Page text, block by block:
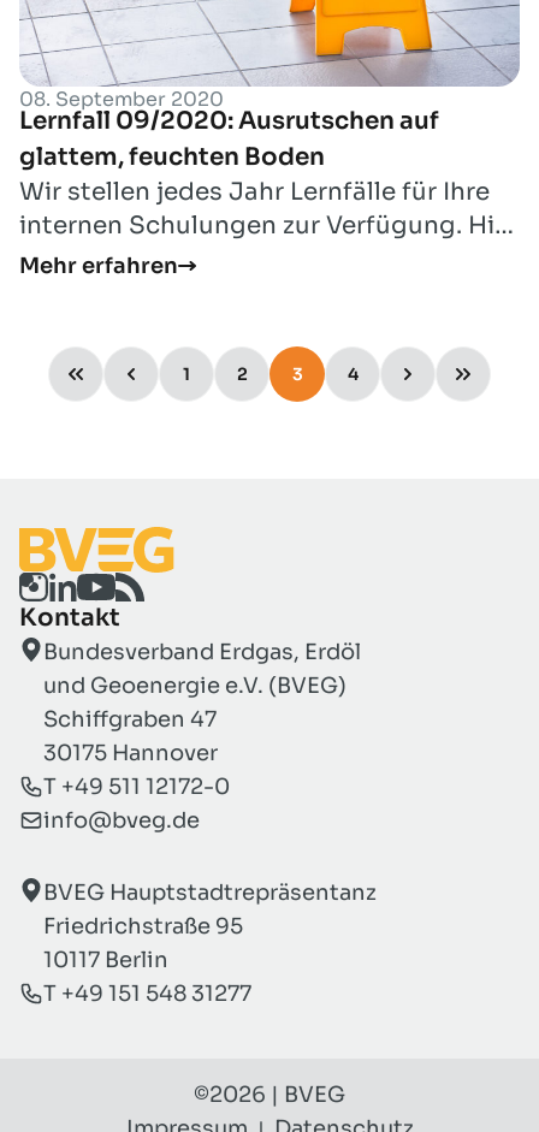
08. September 2020
Lernfall 09/2020: Ausrutschen auf
glattem, feuchten Boden
Wir stellen jedes Jahr Lernfälle für Ihre
internen Schulungen zur Verfügung. Hier
finden Sie den Lernfall für den Mon...
Mehr erfahren
1 2 3 4
Kontakt
Bundesverband Erdgas, Erdöl
und Geoenergie e.V. (BVEG)
Schiffgraben 47
30175 Hannover
T +49 511 12172-0
info@bveg.de
BVEG Hauptstadtrepräsentanz
Friedrichstraße 95
10117 Berlin
T +49 151 548 31277
©2026 | BVEG